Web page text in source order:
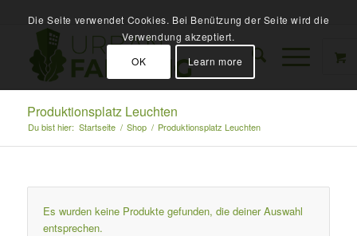
Produktionsplatz Leuchten
Du bist hier: Startseite / Shop / Produktionsplatz Leuchten
Es wurden keine Produkte gefunden, die deiner Auswahl
entsprechen.
Die Seite verwendet Cookies. Bei Benützung der Seite wird die
Verwendung akzeptiert.
OK
Learn more